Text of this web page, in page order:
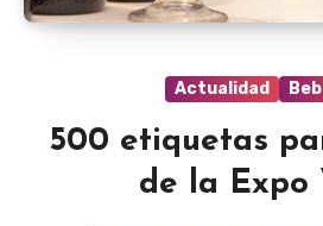
Actualidad
500 etiquetas
de la Expo